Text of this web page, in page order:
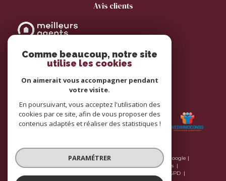
avis clients
adhérents
© 2026 | Tous droits réservés | Traduction powered by Google |
Plan du site
Nos honoraires
Mentions légales
Politique RGPD
Comme beaucoup, notre site
utilise les cookies
On aimerait vous accompagner pendant
votre visite.
En poursuivant, vous acceptez l'utilisation des
cookies par ce site, afin de vous proposer des
contenus adaptés et réaliser des statistiques !
PARAMÉTRER